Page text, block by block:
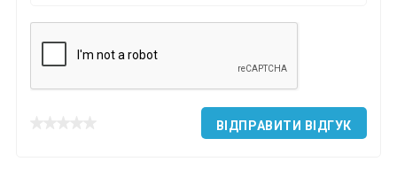
ВІДПРАВИТИ ВІДГУК